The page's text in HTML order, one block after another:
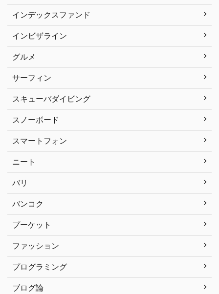
インデックスファンド
インビザライン
グルメ
サーフィン
スキューバダイビング
スノーボード
スマートフォン
ニート
バリ
バンコク
プーケット
ファッション
プログラミング
ブログ論